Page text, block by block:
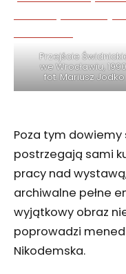
Przejście
we Wrocławiu,
fot. Mariusz Jodko
Poza tym
postrzegają sami
pracy nad
archiwalne pełne
wyjątkowy obraz
poprowadzi
Nikodemska.